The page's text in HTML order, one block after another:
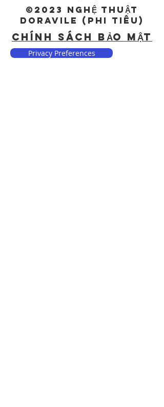
©2023 NGHỆ THUẬT
DORAVILE (Phi tiêu)
CHÍNH SÁCH BẢO MẬT
Privacy Preferences